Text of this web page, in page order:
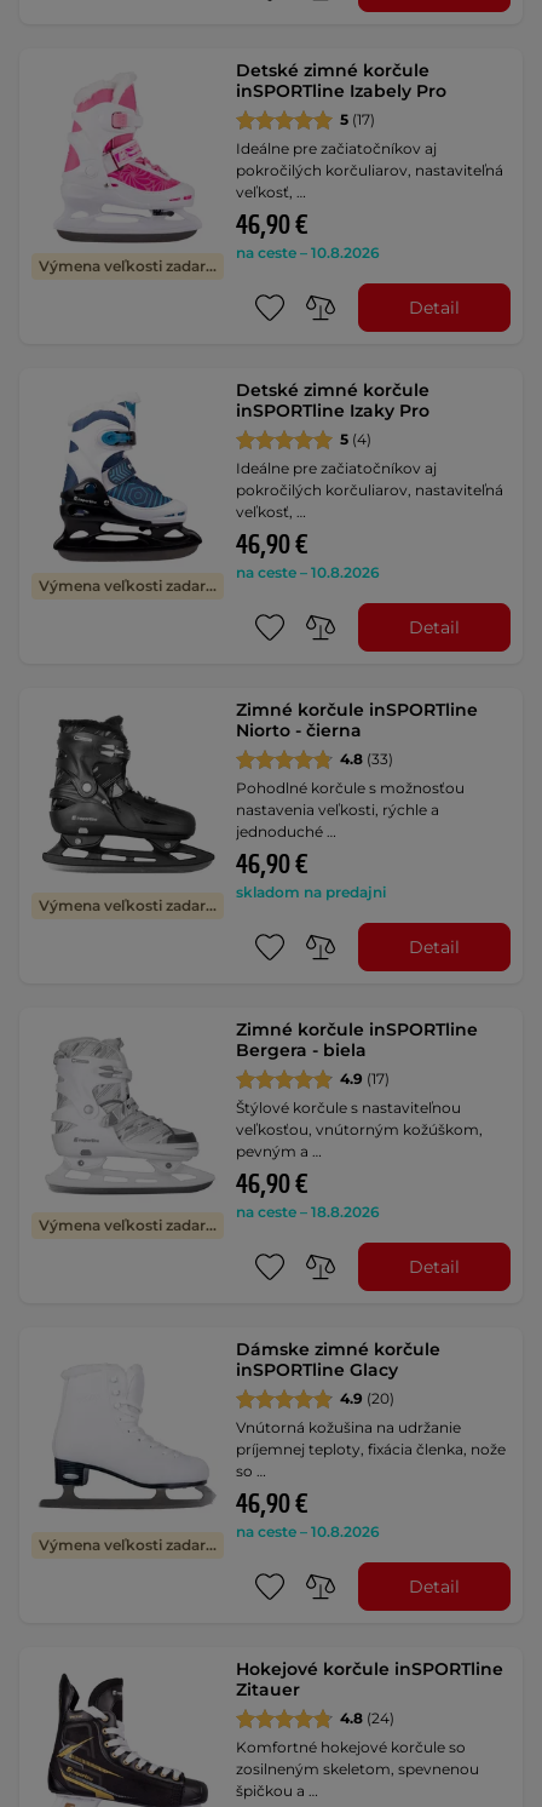
Výmena veľkosti zadarmo
Detské zimné korčule
inSPORTline Izabely Pro
5 (17)
Ideálne pre začiatočníkov aj
pokročilých korčuliarov, nastaviteľná
veľkosť, …
46,90 €
na ceste – 10.8.2026
Detail
Výmena veľkosti zadarmo
Detské zimné korčule
inSPORTline Izaky Pro
5 (4)
Ideálne pre začiatočníkov aj
pokročilých korčuliarov, nastaviteľná
veľkosť, …
46,90 €
na ceste – 10.8.2026
Detail
Výmena veľkosti zadarmo
Zimné korčule inSPORTline
Niorto - čierna
4.8 (33)
Pohodlné korčule s možnosťou
nastavenia veľkosti, rýchle a
jednoduché …
46,90 €
skladom na predajni
Detail
Výmena veľkosti zadarmo
Zimné korčule inSPORTline
Bergera - biela
4.9 (17)
Štýlové korčule s nastaviteľnou
veľkosťou, vnútorným kožúškom,
pevným a …
46,90 €
na ceste – 18.8.2026
Detail
Výmena veľkosti zadarmo
Dámske zimné korčule
inSPORTline Glacy
4.9 (20)
Vnútorná kožušina na udržanie
príjemnej teploty, fixácia členka, nože
so …
46,90 €
na ceste – 10.8.2026
Detail
Hokejové korčule inSPORTline
Zitauer
4.8 (24)
Komfortné hokejové korčule so
zosilneným skeletom, spevnenou
špičkou a …